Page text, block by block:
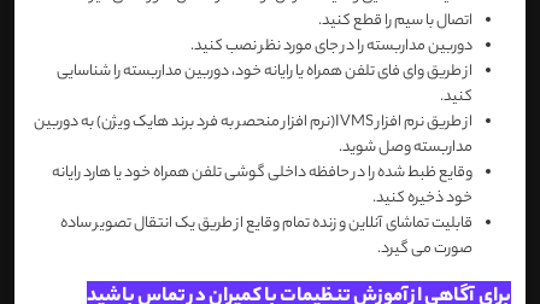
اتصال با سیم را قطع کنید.
دوربین مداربسته را در جای مورد نظر نصب کنید.
از طریق وای فای تلفن همراه یا رایانه خود، دوربین مداربسته را شناسایی
کنید.
از طریق نرم افزار IVMS(نرم افزار منحصر به فرد برند هایک ویژن) به دوربین
مداربسته وصل شوید.
وقایع ظبط شده را در حافظه داخلی گوشی تلفن همراه خود یا هارد رایانه
خود ذخیره کنید.
قابلیت تماشای آنلاین و زنده تمام وقایع از طریق یک انتقال تصویر ساده
صورت می گیرد.